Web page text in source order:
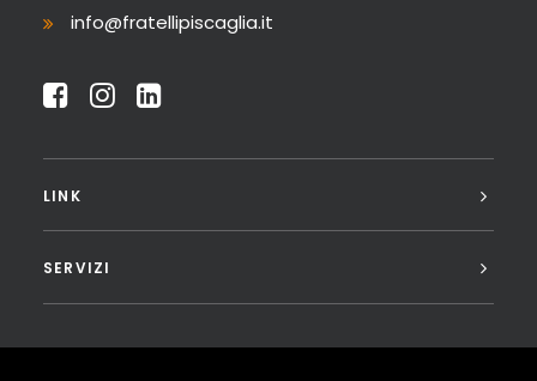
info@fratellipiscaglia.it
LINK
SERVIZI